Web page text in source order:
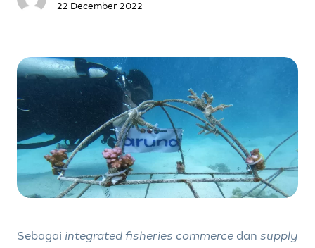
22 December 2022
Sebagai integrated fisheries commerce dan supply